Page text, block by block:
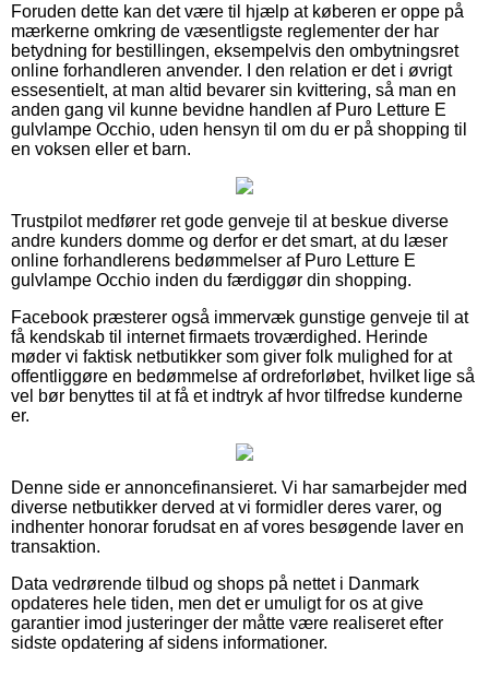
Foruden dette kan det være til hjælp at køberen er oppe på
mærkerne omkring de væsentligste reglementer der har
betydning for bestillingen, eksempelvis den ombytningsret
online forhandleren anvender. I den relation er det i øvrigt
essesentielt, at man altid bevarer sin kvittering, så man en
anden gang vil kunne bevidne handlen af Puro Letture E
gulvlampe Occhio, uden hensyn til om du er på shopping til
en voksen eller et barn.
Trustpilot medfører ret gode genveje til at beskue diverse
andre kunders domme og derfor er det smart, at du læser
online forhandlerens bedømmelser af Puro Letture E
gulvlampe Occhio inden du færdiggør din shopping.
Facebook præsterer også immervæk gunstige genveje til at
få kendskab til internet firmaets troværdighed. Herinde
møder vi faktisk netbutikker som giver folk mulighed for at
offentliggøre en bedømmelse af ordreforløbet, hvilket lige så
vel bør benyttes til at få et indtryk af hvor tilfredse kunderne
er.
Denne side er annoncefinansieret. Vi har samarbejder med
diverse netbutikker derved at vi formidler deres varer, og
indhenter honorar forudsat en af vores besøgende laver en
transaktion.
Data vedrørende tilbud og shops på nettet i Danmark
opdateres hele tiden, men det er umuligt for os at give
garantier imod justeringer der måtte være realiseret efter
sidste opdatering af sidens informationer.